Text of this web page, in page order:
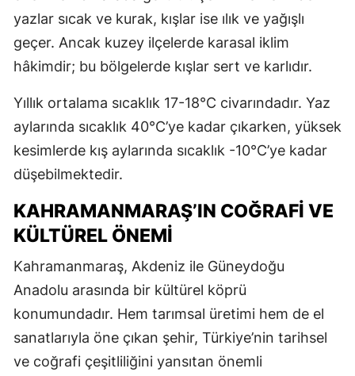
yazlar sıcak ve kurak, kışlar ise ılık ve yağışlı
geçer. Ancak kuzey ilçelerde karasal iklim
hâkimdir; bu bölgelerde kışlar sert ve karlıdır.
Yıllık ortalama sıcaklık 17-18°C civarındadır. Yaz
aylarında sıcaklık 40°C’ye kadar çıkarken, yüksek
kesimlerde kış aylarında sıcaklık -10°C’ye kadar
düşebilmektedir.
KAHRAMANMARAŞ’IN COĞRAFİ VE
KÜLTÜREL ÖNEMİ
Kahramanmaraş, Akdeniz ile Güneydoğu
Anadolu arasında bir kültürel köprü
konumundadır. Hem tarımsal üretimi hem de el
sanatlarıyla öne çıkan şehir, Türkiye’nin tarihsel
ve coğrafi çeşitliliğini yansıtan önemli